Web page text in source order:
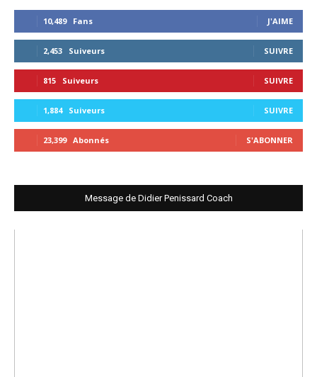
10,489 Fans J'AIME
2,453 Suiveurs SUIVRE
815 Suiveurs SUIVRE
1,884 Suiveurs SUIVRE
23,399 Abonnés S'ABONNER
Message de Didier Penissard Coach